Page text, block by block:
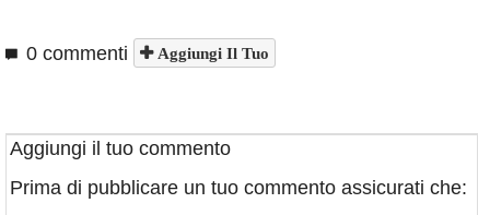
0 commenti Aggiungi Il Tuo
Aggiungi il tuo commento
Prima di pubblicare un tuo commento assicurati che: